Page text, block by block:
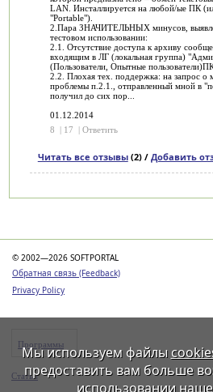
LAN. Инсталлируется на любой/ые ПК
"Portable").
2.Пара ЗНАЧИТЕЛЬНЫХ минусов,
тестовом использовании:
2.1. Отсутствие доступа к архиву
входящим в ЛГ (локальная группа)
(Пользователи, Опытные
2.2. Плохая тех. поддержка: на запрос о
проблемы п.2.1., отправленный мной в
получил до сих пор...
01.12.2014
8
| 17 | Ответить
Читать все отзывы(2) / Добавить
© 2002—2026 SOFTPORTAL
Обратная связь (Feedback)
Privacy Policy
Программы
Статьи
Мы используем файлы
предоставить вам больше
использовании